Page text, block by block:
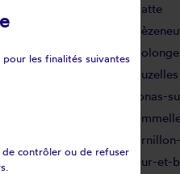
Chatte
Cholonge
Chuzelles
Clonas-
Cour-et-
les finalités suivantes
contrôler ou de refuser